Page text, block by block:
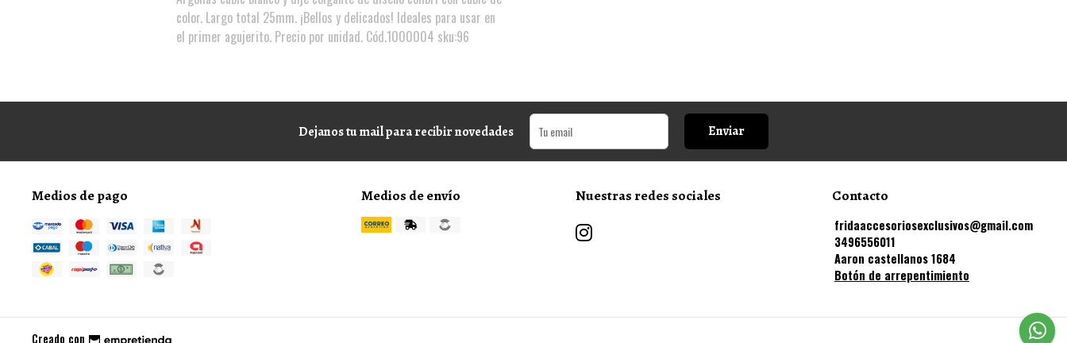
color. Largo total 25mm. ¡Bellos y delicados! Ideales para usar en
el primer agujerito. Precio por unidad. Cód.1000004 sku:96
Dejanos tu mail para recibir novedades Enviar
Medios de pago Medios de envío Nuestras redes sociales Contacto
fridaaccesoriosexclusivos@gmail.com
3496556011
Aaron castellanos 1684
Botón de arrepentimiento
Creado con